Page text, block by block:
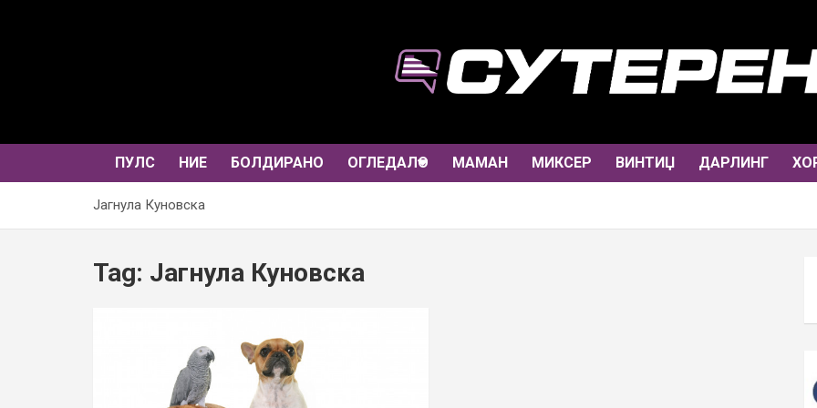
ПУЛС НИЕ БОЛДИРАНО ОГЛЕДАЛО МАМАН МИКСЕР ВИНТИЏ ДАРЛИНГ
Јагнула Куновска
Tag: Јагнула Куновска